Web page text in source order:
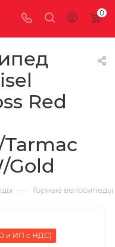
0
Red
Gold
— Горные велосипеды
и ИП с НДС)